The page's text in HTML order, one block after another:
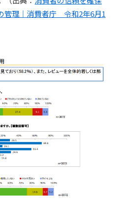
管理｜消費者庁 令和2年6月1